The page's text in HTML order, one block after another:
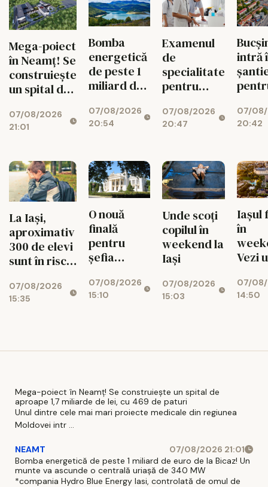
Mega-poiect
în Neamț! Se
construiește
un spital de
miliarde de
lei, cu 469
07/08/2026
21:01
Bomba
energetică
de peste 1
miliard de
Bicaz! Un
munte va
centrală
uriașă de
340 MW
07/08/2026
20:54
Examenul
de
specialitate
pentru
schimbă
radical din
07/08/2026
20:47
intră
07/
20:42
La Iași,
aproximativ
300 de elevi
sunt în risc
07/08/2026
15:35
O nouă
finală
pentru
șefia
Au rămas
doi
07/08/2026
15:10
Unde scoți
copilul în
weekend la
Iași
07/08/2026
15:03
Iașul
în
Vezi
ieși
9
07/
14:50
Mega-poiect în Neamț! Se construiește un spital de
aproape 1,7 miliarde de lei, cu 469 de paturi
Unul dintre cele mai mari proiecte medicale din regiunea
Moldovei intr ...
NEAMT
07/08/2026 21:01
Bomba energetică de peste 1 miliard de euro de la Bicaz! Un
munte va ascunde o centrală uriașă de 340 MW
*compania Hydro Blue Energy Iasi, controlată de omul de